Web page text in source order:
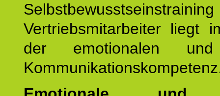
Vertriebsmitarbeiter liegt
der emotionalen